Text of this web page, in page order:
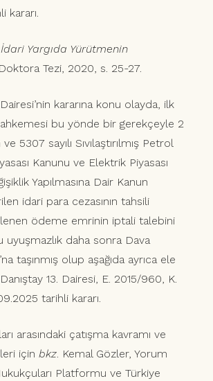
kararı.
İdari Yargıda Yürütmenin
Tezi, 2020, s. 25-27.
Dairesi’nin kararına konu olayda, ilk
bu yönde bir gerekçeyle 2
5307 sayılı Sıvılaştırılmış Petrol
Kanunu ve Elektrik Piyasası
Yapılmasına Dair Kanun
idari para cezasının tahsili
ödeme emrinin iptali talebini
daha sonra Dava
taşınmış olup aşağıda ayrıca ele
13. Dairesi, E. 2015/960, K.
tarihli kararı.
arasındaki çatışma kavramı ve
için bkz. Kemal Gözler, Yorum
Platformu ve Türkiye